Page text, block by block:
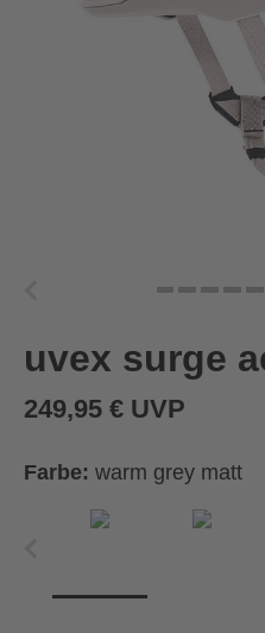
uvex surge
249,95 € UVP
Farbe: warm grey matt